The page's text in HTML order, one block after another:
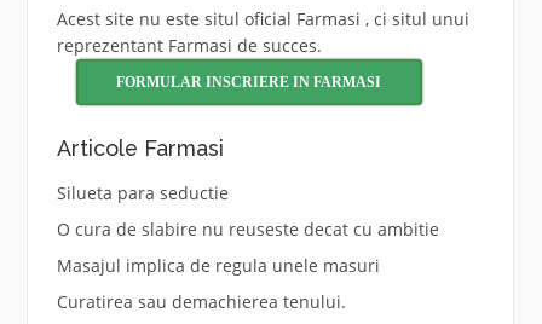
Acest site nu este situl oficial Farmasi , ci situl unui
reprezentant Farmasi de succes.
FORMULAR INSCRIERE IN FARMASI
Articole Farmasi
Silueta para seductie
O cura de slabire nu reuseste decat cu ambitie
Masajul implica de regula unele masuri
Curatirea sau demachierea tenului.